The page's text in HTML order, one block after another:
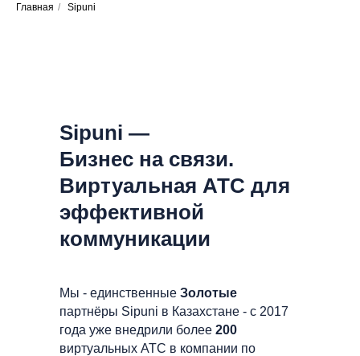
Главная / Sipuni
Sipuni —
Бизнес на связи.
Виртуальная АТС для
эффективной
коммуникации
Мы - единственные Золотые
партнёры Sipuni в Казахстане - с 2017
года уже внедрили более 200
виртуальных АТС в компании по